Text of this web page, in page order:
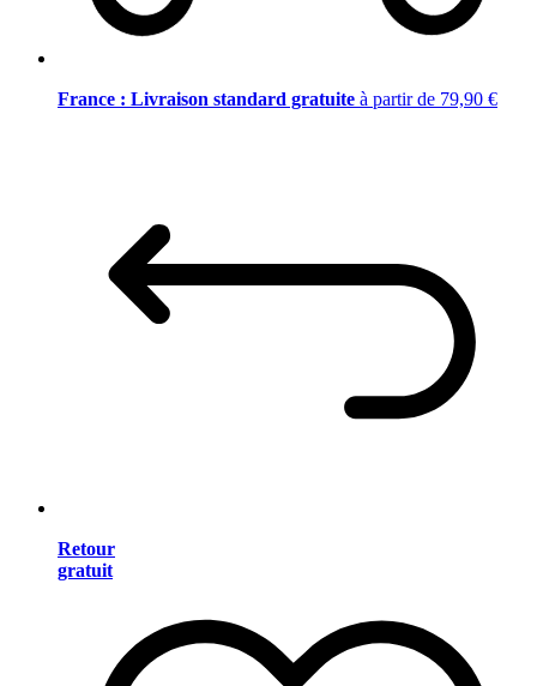
France : Livraison standard gratuite à partir de 79,90 €
Retour
gratuit